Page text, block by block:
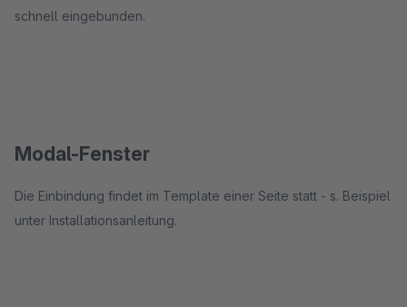
schnell eingebunden.
Modal-Fenster
Die Einbindung findet im Template einer Seite statt - s. Beispiel
unter Installationsanleitung.